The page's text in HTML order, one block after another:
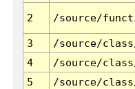
2 /source/
3 /source/
4
/source/
5
/source/